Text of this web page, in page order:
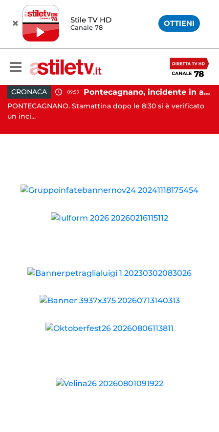
Stile TV HD
Canale 78 OTTIENI
CRONACA 09:53 Pontecagnano, incidente in autostrada: 5 giovani feriti
PONTECAGNANO. Stamattina dopo le 8:30 si è verificato
un inci...